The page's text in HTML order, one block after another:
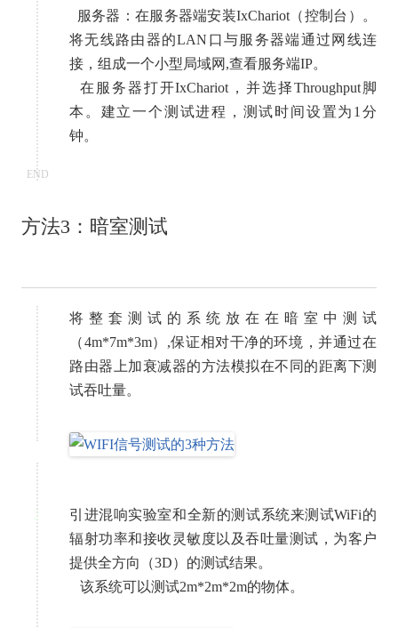
服务器：在服务器端安装IxChariot（控制台）。
将无线路由器的LAN口与服务器端通过网线连
接，组成一个小型局域网,查看服务端IP。
在服务器打开IxChariot，并选择Throughput脚
本。建立一个测试进程，测试时间设置为1分
钟。
END
方法3：暗室测试
将整套测试的系统放在在暗室中测试
（4m*7m*3m）,保证相对干净的环境，并通过在
路由器上加衰减器的方法模拟在不同的距离下测
试吞吐量。
2
引进混响实验室和全新的测试系统来测试WiFi的
辐射功率和接收灵敏度以及吞吐量测试，为客户
提供全方向（3D）的测试结果。
该系统可以测试2m*2m*2m的物体。